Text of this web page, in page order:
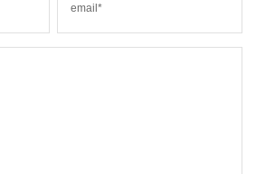
email*